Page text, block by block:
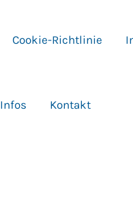
Cookie-Richtlinie
Infos Kontakt